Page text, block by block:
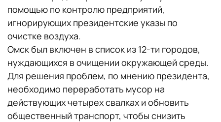
помощью по контролю предприятий,
игнорирующих президентские указы по
очистке воздуха.
Омск был включен в список из 12-ти городов,
нуждающихся в очищении окружающей среды.
Для решения проблем, по мнению президента,
необходимо переработать мусор на
действующих четырех свалках и обновить
общественный транспорт, чтобы снизить